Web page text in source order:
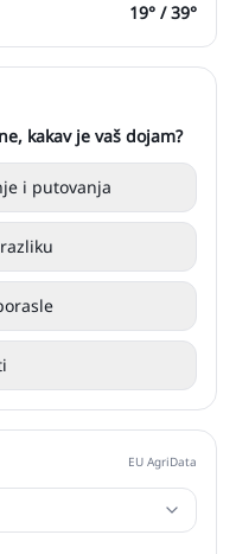
19° /39°
kakav je vaš dojam?
i putovanja
EU AgriData